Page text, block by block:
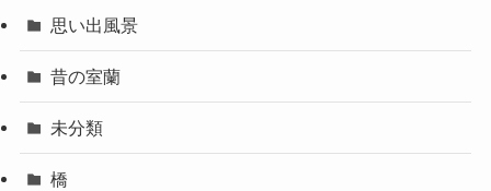
思い出風景
昔の室蘭
未分類
橋